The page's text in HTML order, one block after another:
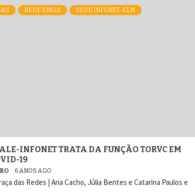
REDE EPALE REDE INFONET-ELM
INFONET TRATA DA FUNÇÃO TORVC EM
19
6 ANOS AGO
das Redes | Ana Cacho, Júlia Bentes e Catarina Paulos e